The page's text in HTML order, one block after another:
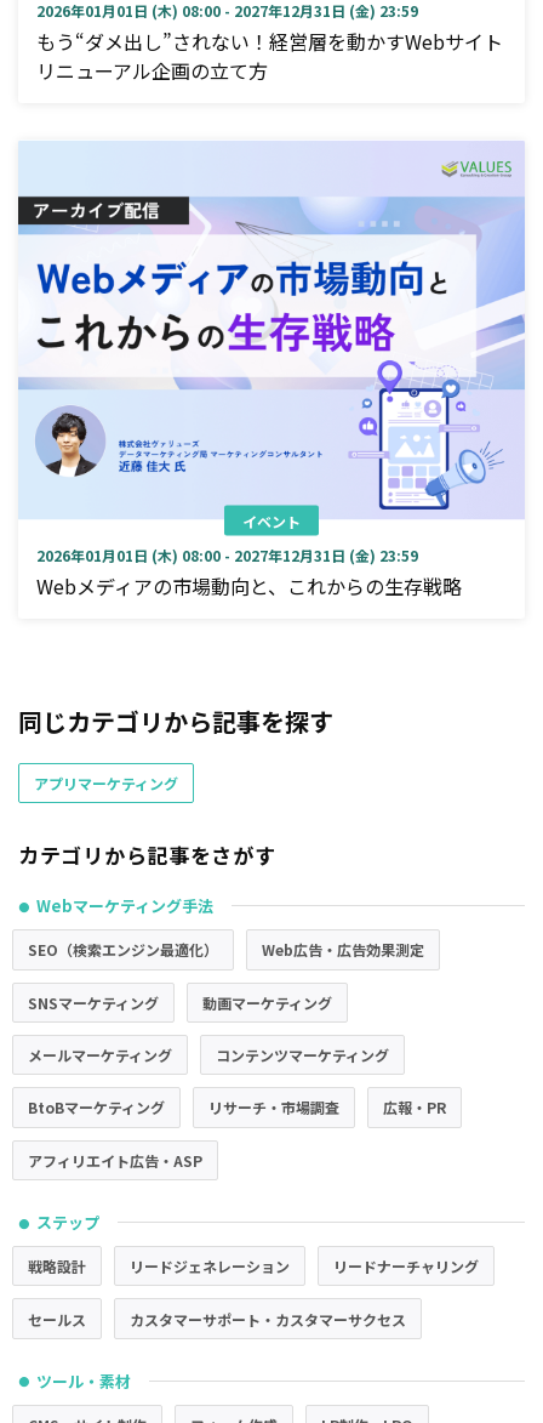
2026年01月01日 (木) 08:00 - 2027年12月31日 (金) 23:59
もう“ダメ出し”されない！経営層を動かすWebサイト
リニューアル企画の立て方
イベント
2026年01月01日 (木) 08:00 - 2027年12月31日 (金) 23:59
Webメディアの市場動向と、これからの生存戦略
同じカテゴリから記事を探す
アプリマーケティング
カテゴリから記事をさがす
● Webマーケティング手法
SEO（検索エンジン最適化） Web広告・広告効果測定
SNSマーケティング 動画マーケティング
メールマーケティング コンテンツマーケティング
BtoBマーケティング リサーチ・市場調査 広報・PR
アフィリエイト広告・ASP
● ステップ
戦略設計 リードジェネレーション リードナーチャリング
セールス カスタマーサポート・カスタマーサクセス
● ツール・素材